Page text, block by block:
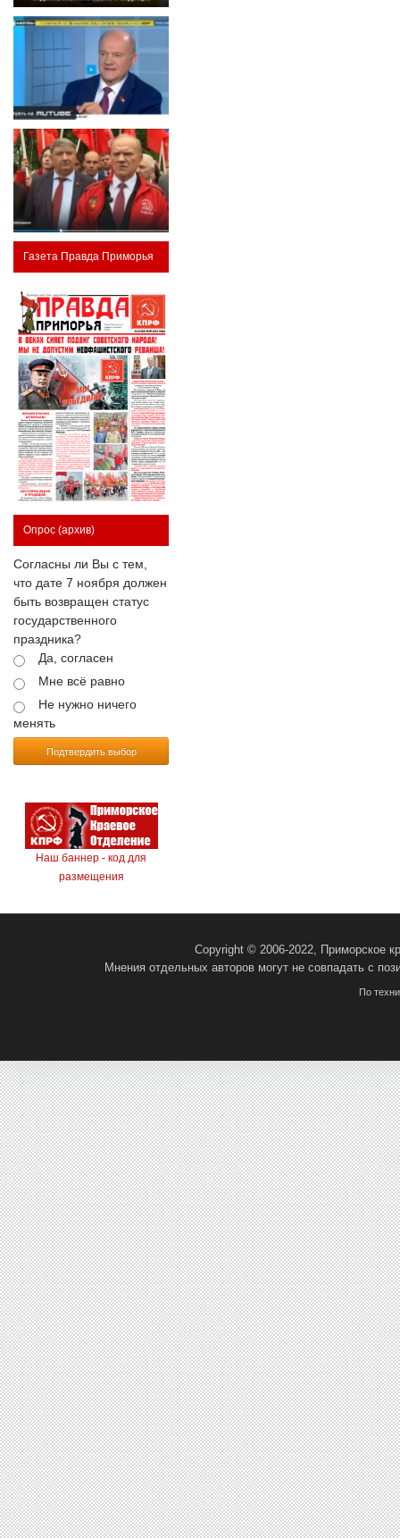
Газета Правда Приморья
Опрос (архив)
Согласны ли Вы с тем,
что дате 7 ноября должен
быть возвращен статус
государственного
праздника?
Да, согласен
Мне всё равно
Не нужно ничего
менять
Подтвердить выбор
Наш баннер - код для
размещения
Copyright © 2006-2022, Приморское
Мнения отдельных авторов могут не совпадать с
По